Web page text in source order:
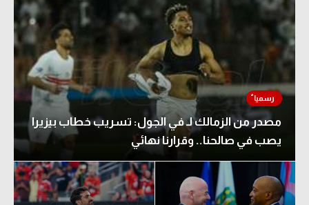
مصدر من الزمالك لـ في الجول: تسريب خطاب بيزيرا
يصب في صالحنا.. وقرارنا نهائي